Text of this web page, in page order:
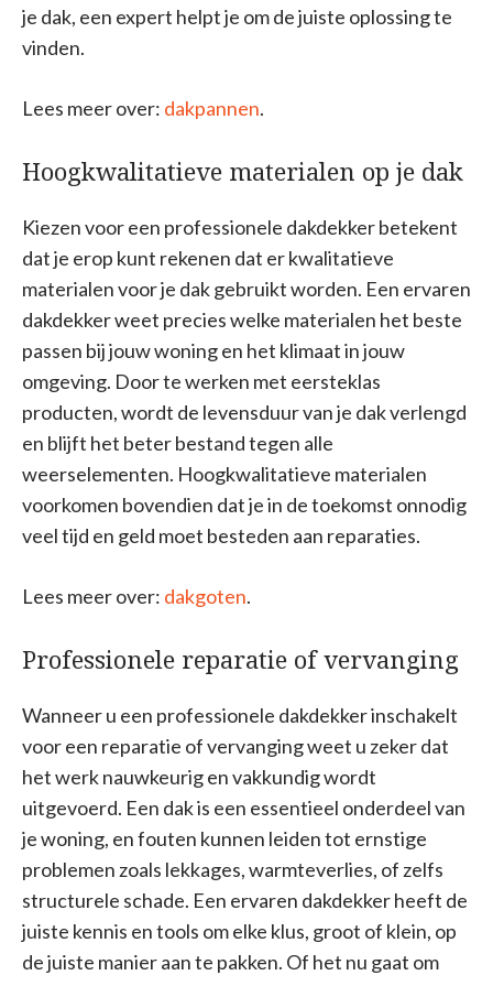
je dak, een expert helpt je om de juiste oplossing te
vinden.
Lees meer over: dakpannen.
Hoogkwalitatieve materialen op je dak
Kiezen voor een professionele dakdekker betekent
dat je erop kunt rekenen dat er kwalitatieve
materialen voor je dak gebruikt worden. Een ervaren
dakdekker weet precies welke materialen het beste
passen bij jouw woning en het klimaat in jouw
omgeving. Door te werken met eersteklas
producten, wordt de levensduur van je dak verlengd
en blijft het beter bestand tegen alle
weerselementen. Hoogkwalitatieve materialen
voorkomen bovendien dat je in de toekomst onnodig
veel tijd en geld moet besteden aan reparaties.
Lees meer over: dakgoten.
Professionele reparatie of vervanging
Wanneer u een professionele dakdekker inschakelt
voor een reparatie of vervanging weet u zeker dat
het werk nauwkeurig en vakkundig wordt
uitgevoerd. Een dak is een essentieel onderdeel van
je woning, en fouten kunnen leiden tot ernstige
problemen zoals lekkages, warmteverlies, of zelfs
structurele schade. Een ervaren dakdekker heeft de
juiste kennis en tools om elke klus, groot of klein, op
de juiste manier aan te pakken. Of het nu gaat om